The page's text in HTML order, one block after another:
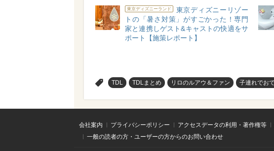
東京ディズニーランド
東京ディズニーリゾー
トの「暑さ対策」がすごかった！専門
家と連携しゲスト&キャストの快適をサ
ポート【施策レポート】
TDL TDLまとめ リロのルアウ＆ファン 子連れでお
会社案内 プライバシーポリシー アクセスデータの利用・著作権等
一般の読者の方・ユーザーの方からのお問い合わせ